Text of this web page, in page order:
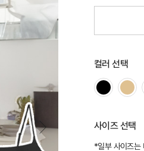
컬러 선택
사이즈 선택
*일부 사이즈는